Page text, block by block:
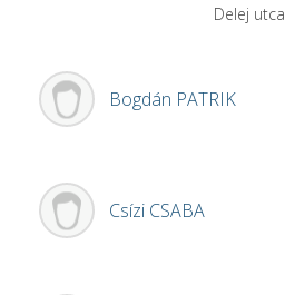
Delej utca
Bogdán PATRIK
Csízi CSABA